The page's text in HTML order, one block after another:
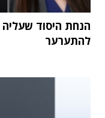
הנחת היסוד שעליה
להתערער